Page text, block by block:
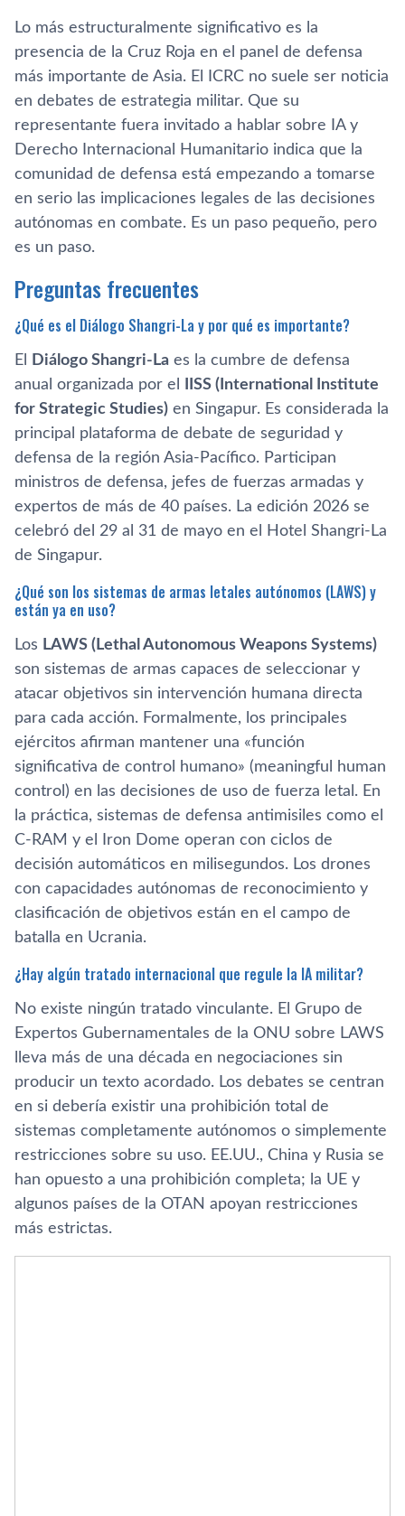
Lo más estructuralmente significativo es la
presencia de la Cruz Roja en el panel de defensa
más importante de Asia. El ICRC no suele ser noticia
en debates de estrategia militar. Que su
representante fuera invitado a hablar sobre IA y
Derecho Internacional Humanitario indica que la
comunidad de defensa está empezando a tomarse
en serio las implicaciones legales de las decisiones
autónomas en combate. Es un paso pequeño, pero
es un paso.
Preguntas frecuentes
¿Qué es el Diálogo Shangri-La y por qué es importante?
El Diálogo Shangri-La es la cumbre de defensa
anual organizada por el
IISS (International Institute
for Strategic Studies) en Singapur. Es considerada la
principal plataforma de debate de seguridad y
defensa de la región Asia-Pacífico. Participan
ministros de defensa, jefes de fuerzas armadas y
expertos de más de 40 países. La edición 2026 se
celebró del 29 al 31 de mayo en el Hotel Shangri-La
de Singapur.
¿Qué son los sistemas de armas letales autónomos (LAWS) y
están ya en uso?
Los LAWS (Lethal Autonomous Weapons Systems)
son sistemas de armas capaces de seleccionar y
atacar objetivos sin intervención humana directa
para cada acción. Formalmente, los principales
ejércitos afirman mantener una «función
significativa de control humano» (meaningful human
control) en las decisiones de uso de fuerza letal. En
la práctica, sistemas de defensa antimisiles como el
C-RAM y el Iron Dome operan con ciclos de
decisión automáticos en milisegundos. Los drones
con capacidades autónomas de reconocimiento y
clasificación de objetivos están en el campo de
batalla en Ucrania.
¿Hay algún tratado internacional que regule la IA militar?
No existe ningún tratado vinculante. El Grupo de
Expertos Gubernamentales de la ONU sobre LAWS
lleva más de una década en negociaciones sin
producir un texto acordado. Los debates se centran
en si debería existir una prohibición total de
sistemas completamente autónomos o simplemente
restricciones sobre su uso. EE.UU., China y Rusia se
han opuesto a una prohibición completa; la UE y
algunos países de la OTAN apoyan restricciones
más estrictas.